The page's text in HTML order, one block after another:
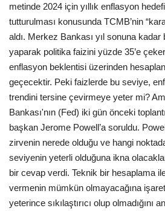
metinde 2024 için yıllık enflasyon
tutturulması konusunda TCMB’nin
aldı. Merkez Bankası yıl sonuna kadar
yaparak politika faizini yüzde 35’e
enflasyon beklentisi üzerinden
geçecektir. Peki faizlerde bu seviye,
trendini tersine çevirmeye yeter mi?
Bankası'nın (Fed) iki gün önceki
başkan Jerome Powell’a soruldu.
zirvenin nerede olduğu ve hangi
seviyenin yeterli olduğuna ikna
bir cevap verdi. Teknik bir hesaplama
vermenin mümkün olmayacağına
yeterince sıkılaştırıcı olup olmadığını